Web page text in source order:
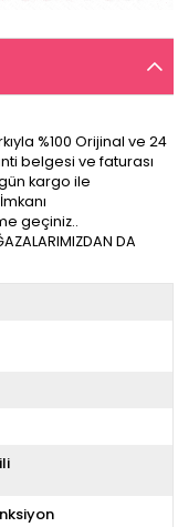
%100 Orijinal ve 24
belgesi ve faturası
kargo ile
geçiniz..
DA